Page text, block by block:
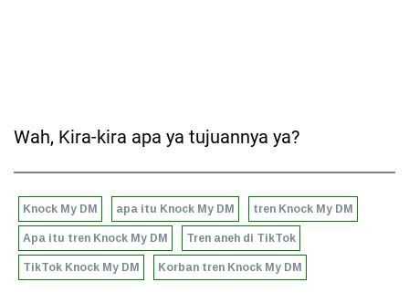
Wah, Kira-kira apa ya tujuannya ya?
Knock My DM apa itu Knock My DM tren Knock My DM
Apa itu tren Knock My DM Tren aneh di TikTok
TikTok Knock My DM Korban tren Knock My DM